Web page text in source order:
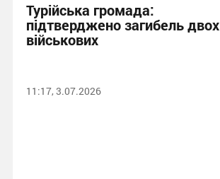
Турійська громада:
підтверджено загибель двох
військових
11:17, 3.07.2026